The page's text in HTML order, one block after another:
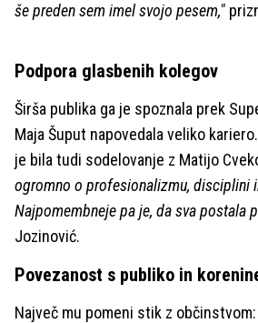
še preden sem imel svojo pesem,"
Podpora glasbenih kolegov
Širša publika ga je spoznala prek
Maja Šuput napovedala veliko
je bila tudi sodelovanje z Matijo
ogromno o profesionalizmu, disciplini
Najpomembneje pa je, da sva postala
Jozinović.
Povezanost s publiko in
Največ mu pomeni stik z občinstvom: